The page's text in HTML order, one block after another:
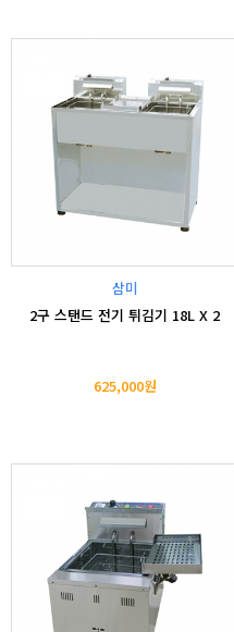
삼미
2구 스탠드 전기 튀김기 18L X 2
625,000원